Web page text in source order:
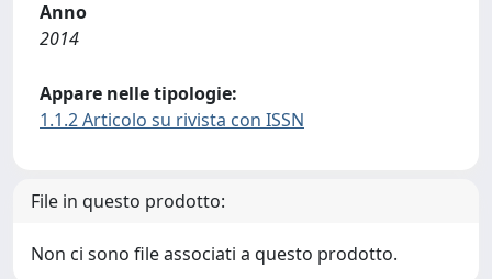
Anno
2014
Appare nelle tipologie:
1.1.2 Articolo su rivista con ISSN
File in questo prodotto:
Non ci sono file associati a questo prodotto.